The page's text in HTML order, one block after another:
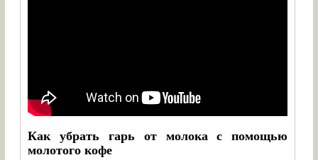
Как убрать гарь от молока с помощью
молотого кофе